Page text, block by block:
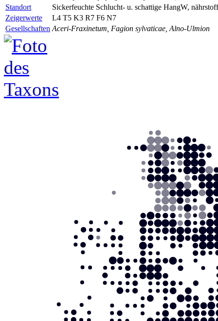
Standort
Sickerfeuchte Schlucht- u. schattige HangW,
Zeigerwerte
L4 T5 K3 R7 F6 N7
Gesellschaften Aceri-Fraxinetum, Fagion sylvaticae, Alno-Ulmion